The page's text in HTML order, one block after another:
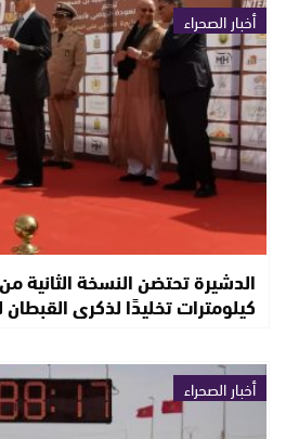
أخبار الصحراء
كيلومترات تخليدًا لذكرى
أخبار الصحراء